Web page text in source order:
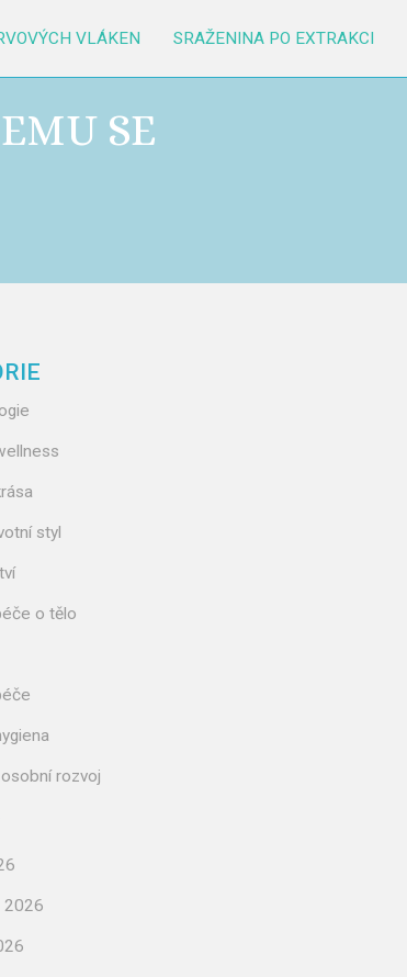
VLÁKEN SRAŽENINA PO EXTRAKCI
SE
styl
o tělo
rozvoj
2026